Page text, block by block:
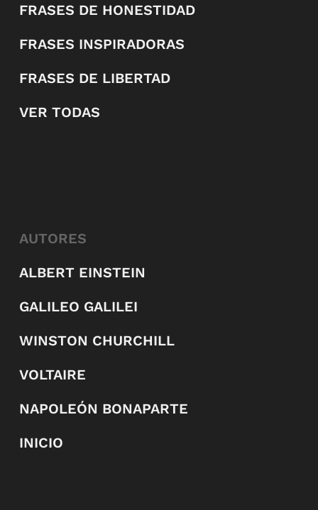
FRASES DE HONESTIDAD
FRASES INSPIRADORAS
FRASES DE LIBERTAD
VER TODAS
AUTORES
ALBERT EINSTEIN
GALILEO GALILEI
WINSTON CHURCHILL
VOLTAIRE
NAPOLEÓN BONAPARTE
INICIO